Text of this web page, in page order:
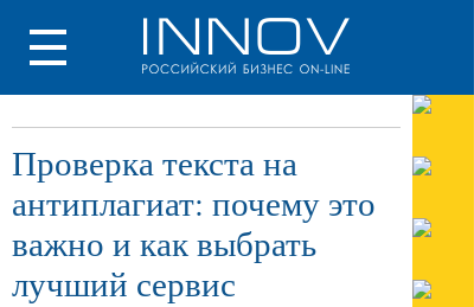
Проверка текста на
антиплагиат: почему это
важно и как выбрать
лучший сервис